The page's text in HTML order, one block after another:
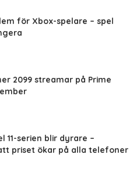
för Xbox-spelare – spel
2099 streamar på Prime
11-serien blir dyrare –
priset ökar på alla telefoner